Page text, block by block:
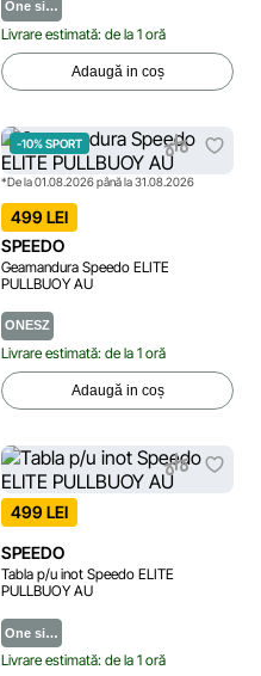
One si…
Livrare estimată: de la 1 oră
Adaugă in coș
-10% SPORT
*De la 01.08.2026 până la 31.08.2026
499 LEI
SPEEDO
Geamandura Speedo ELITE
PULLBUOY AU
ONESZ
Livrare estimată: de la 1 oră
Adaugă in coș
499 LEI
SPEEDO
Tabla p/u inot Speedo ELITE
PULLBUOY AU
One si…
Livrare estimată: de la 1 oră